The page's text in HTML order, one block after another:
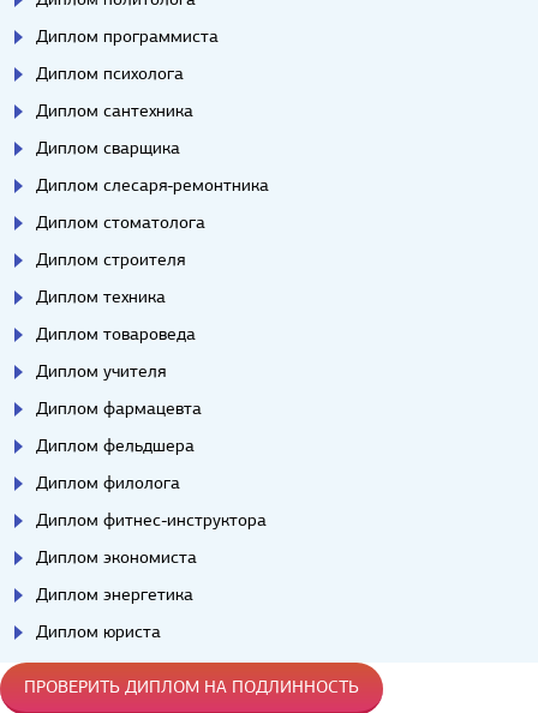
Диплом программиста
Диплом психолога
Диплом сантехника
Диплом сварщика
Диплом слесаря-ремонтника
Диплом стоматолога
Диплом строителя
Диплом техника
Диплом товароведа
Диплом учителя
Диплом фармацевта
Диплом фельдшера
Диплом филолога
Диплом фитнес-инструктора
Диплом экономиста
Диплом энергетика
Диплом юриста
ПРОВЕРИТЬ ДИПЛОМ НА ПОДЛИННОСТЬ